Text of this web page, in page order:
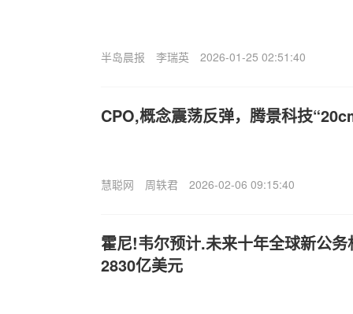
半岛晨报 李瑞英 2026-01-25 02:51:40
CPO,概念震荡反弹，腾景科技
慧聪网 周轶君 2026-02-06 09:15:40
霍尼!韦尔预计.未来十年全球新公
2830亿美元